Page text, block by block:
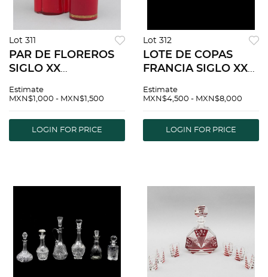
Lot 311
PAR DE FLOREROS
SIGLO XX
de color rojo Con
orgÃƒÂ¡nicas en
esmalte dorado
Estimate
MXN$1,000 - MXN$1,500
LOGIN FOR PRICE
Lot 312
LOTE DE COPAS
FRANCIA SIGLO XX
transparente 5
diferentes (11 licor, 6
jerez, 10 vino blanco,
Estimate
MXN$4,500 - MXN$8,000
LOGIN FOR PRICE